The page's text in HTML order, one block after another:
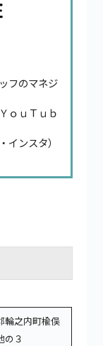
フのマネジ
ｏｕＴｕｂ
ンスタ）
輪之内町楡俣
の３